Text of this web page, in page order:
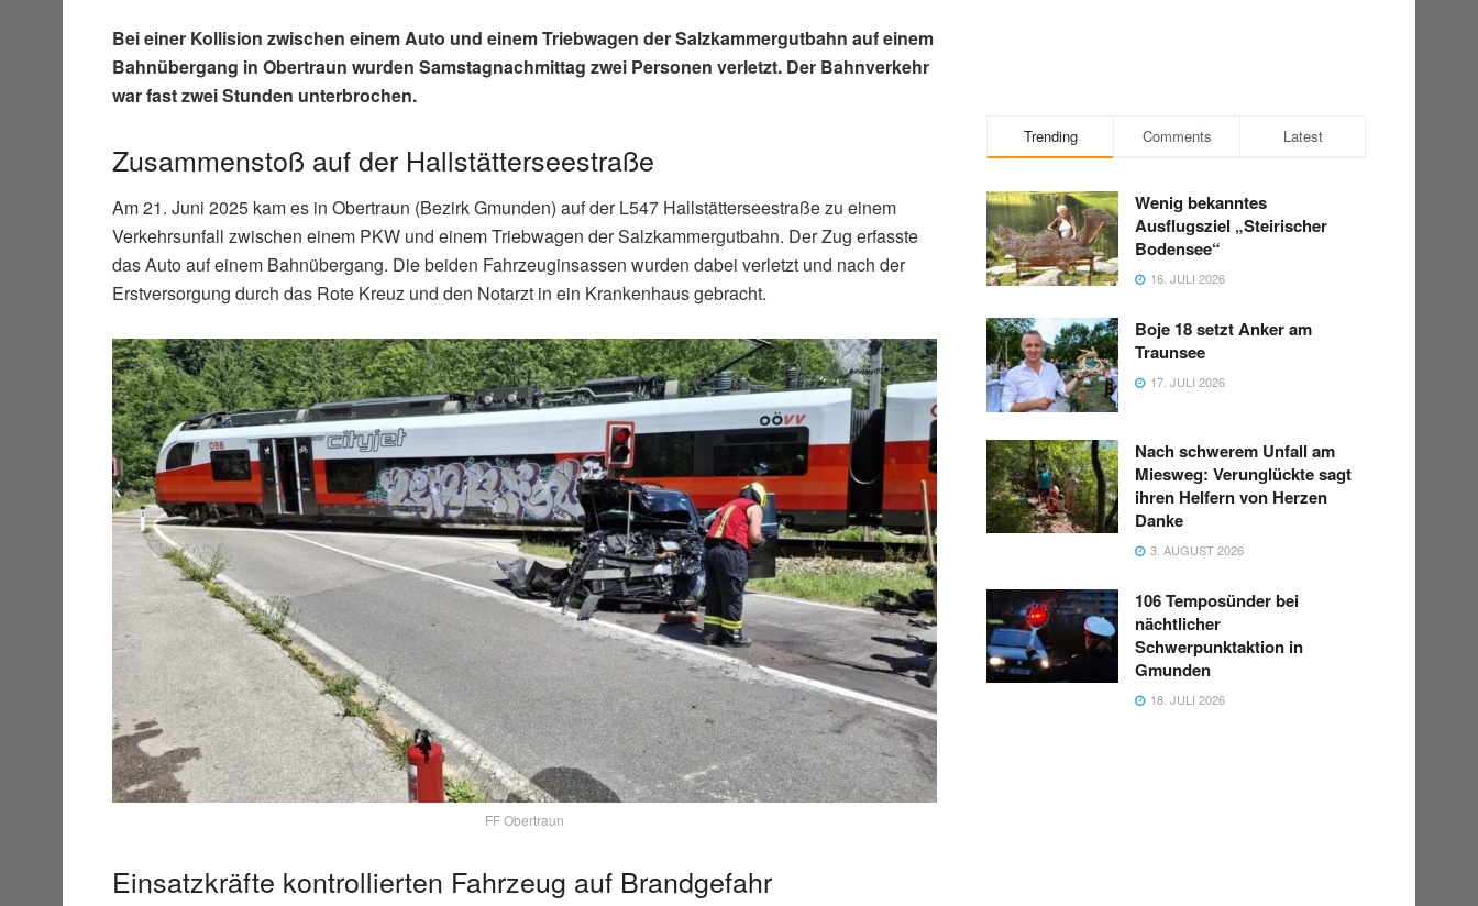
Bei einer Kollision zwischen einem Auto und einem Triebwagen der Salzkammergutbahn auf einem
Bahnübergang in Obertraun wurden Samstagnachmittag zwei Personen verletzt. Der Bahnverkehr
war fast zwei Stunden unterbrochen.
Zusammenstoß auf der Hallstätterseestraße
Am 21. Juni 2025 kam es in Obertraun (Bezirk Gmunden) auf der L547 Hallstätterseestraße zu einem
Verkehrsunfall zwischen einem PKW und einem Triebwagen der Salzkammergutbahn. Der Zug erfasste
das Auto auf einem Bahnübergang. Die beiden Fahrzeuginsassen wurden dabei verletzt und nach der
Erstversorgung durch das Rote Kreuz und den Notarzt in ein Krankenhaus gebracht.
FF Obertraun
Einsatzkräfte kontrollierten Fahrzeug auf Brandgefahr
Trending Comments Latest
Wenig bekanntes
Ausflugsziel „Steirischer
Bodensee“
16. JULI 2026
Boje 18 setzt Anker am
Traunsee
17. JULI 2026
Nach schwerem Unfall am
Miesweg: Verunglückte sagt
ihren Helfern von Herzen
Danke
3. AUGUST 2026
106 Temposünder bei
nächtlicher
Schwerpunktaktion in
Gmunden
18. JULI 2026